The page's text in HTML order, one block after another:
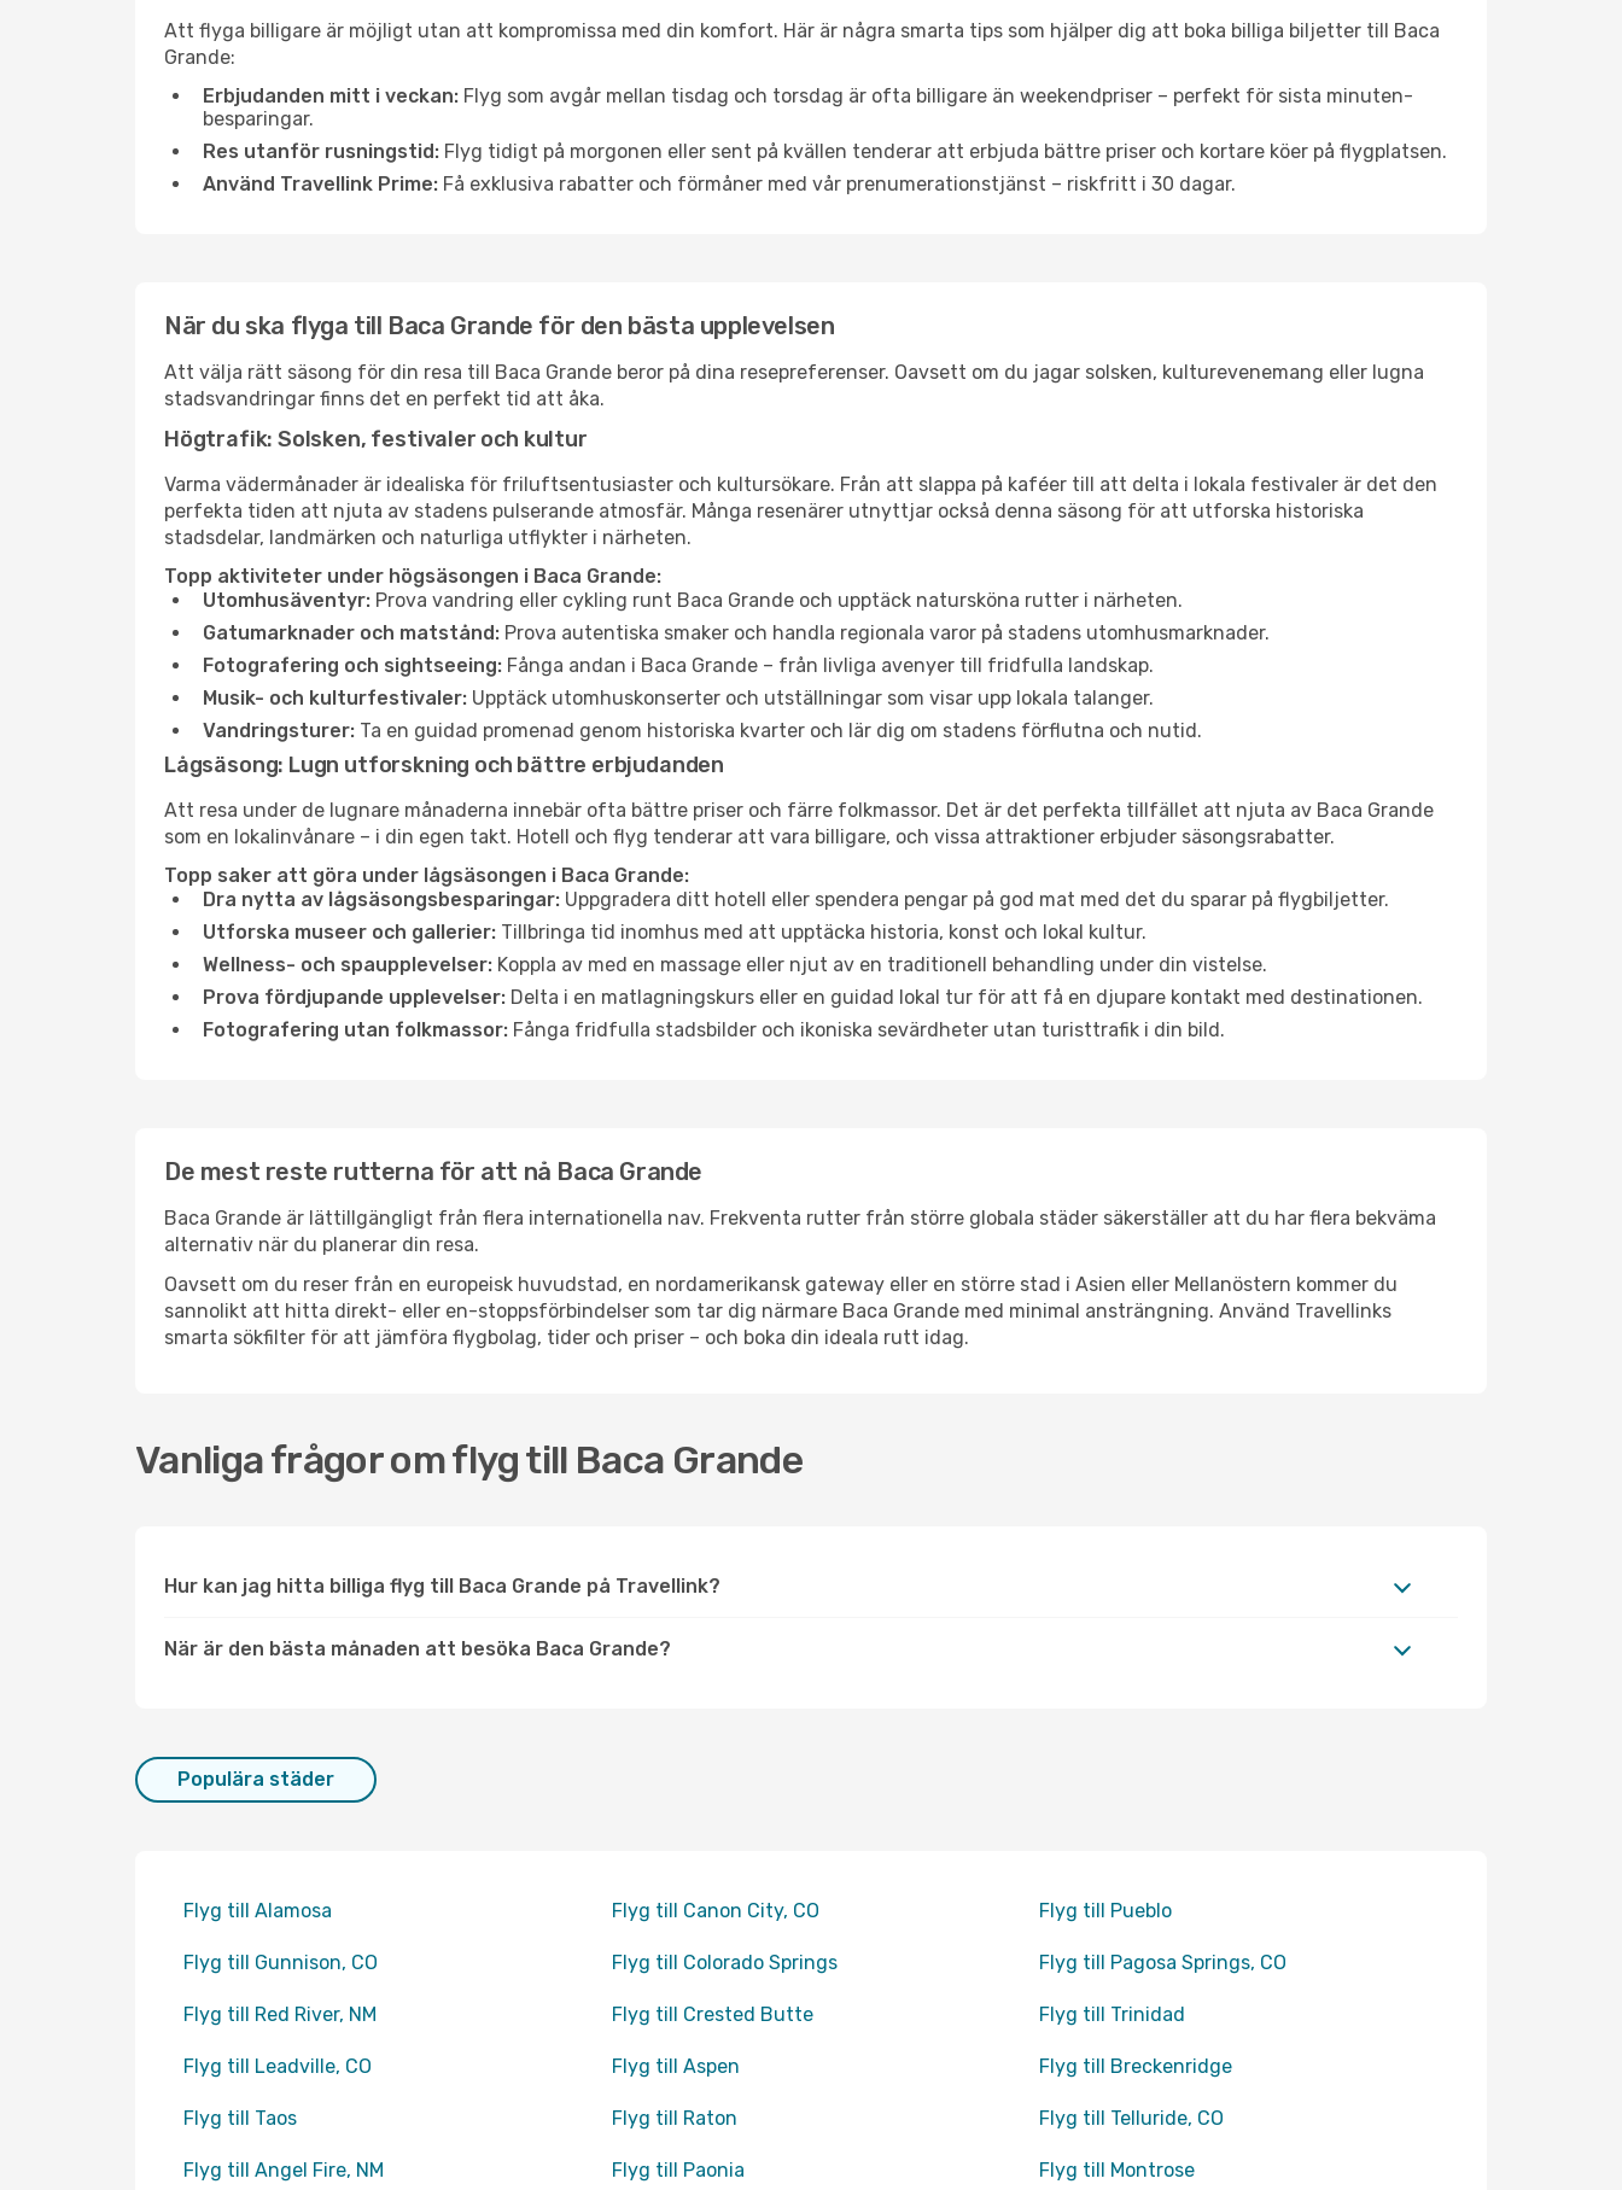
Att flyga billigare är möjligt utan att kompromissa med din komfort. Här är några smarta tips som hjälper dig att boka billiga biljetter till Baca
Grande:
Erbjudanden mitt i veckan: Flyg som avgår mellan tisdag och torsdag är ofta billigare än weekendpriser – perfekt för sista minuten-
besparingar.
Res utanför rusningstid: Flyg tidigt på morgonen eller sent på kvällen tenderar att erbjuda bättre priser och kortare köer på flygplatsen.
Använd Travellink Prime: Få exklusiva rabatter och förmåner med vår prenumerationstjänst – riskfritt i 30 dagar.
När du ska flyga till Baca Grande för den bästa upplevelsen
Att välja rätt säsong för din resa till Baca Grande beror på dina resepreferenser. Oavsett om du jagar solsken, kulturevenemang eller lugna
stadsvandringar finns det en perfekt tid att åka.
Högtrafik: Solsken, festivaler och kultur
Varma vädermånader är idealiska för friluftsentusiaster och kultursökare. Från att slappa på kaféer till att delta i lokala festivaler är det den
perfekta tiden att njuta av stadens pulserande atmosfär. Många resenärer utnyttjar också denna säsong för att utforska historiska
stadsdelar, landmärken och naturliga utflykter i närheten.
Topp aktiviteter under högsäsongen i Baca Grande:
Utomhusäventyr: Prova vandring eller cykling runt Baca Grande och upptäck natursköna rutter i närheten.
Gatumarknader och matstånd: Prova autentiska smaker och handla regionala varor på stadens utomhusmarknader.
Fotografering och sightseeing: Fånga andan i Baca Grande – från livliga avenyer till fridfulla landskap.
Musik- och kulturfestivaler: Upptäck utomhuskonserter och utställningar som visar upp lokala talanger.
Vandringsturer: Ta en guidad promenad genom historiska kvarter och lär dig om stadens förflutna och nutid.
Lågsäsong: Lugn utforskning och bättre erbjudanden
Att resa under de lugnare månaderna innebär ofta bättre priser och färre folkmassor. Det är det perfekta tillfället att njuta av Baca Grande
som en lokalinvånare – i din egen takt. Hotell och flyg tenderar att vara billigare, och vissa attraktioner erbjuder säsongsrabatter.
Topp saker att göra under lågsäsongen i Baca Grande:
Dra nytta av lågsäsongsbesparingar: Uppgradera ditt hotell eller spendera pengar på god mat med det du sparar på flygbiljetter.
Utforska museer och gallerier: Tillbringa tid inomhus med att upptäcka historia, konst och lokal kultur.
Wellness- och spaupplevelser: Koppla av med en massage eller njut av en traditionell behandling under din vistelse.
Prova fördjupande upplevelser: Delta i en matlagningskurs eller en guidad lokal tur för att få en djupare kontakt med destinationen.
Fotografering utan folkmassor: Fånga fridfulla stadsbilder och ikoniska sevärdheter utan turisttrafik i din bild.
De mest reste rutterna för att nå Baca Grande
Baca Grande är lättillgängligt från flera internationella nav. Frekventa rutter från större globala städer säkerställer att du har flera bekväma
alternativ när du planerar din resa.
Oavsett om du reser från en europeisk huvudstad, en nordamerikansk gateway eller en större stad i Asien eller Mellanöstern kommer du
sannolikt att hitta direkt- eller en-stoppsförbindelser som tar dig närmare Baca Grande med minimal ansträngning. Använd Travellinks
smarta sökfilter för att jämföra flygbolag, tider och priser – och boka din ideala rutt idag.
Vanliga frågor om flyg till Baca Grande
Hur kan jag hitta billiga flyg till Baca Grande på Travellink?
När är den bästa månaden att besöka Baca Grande?
Populära städer
Flyg till Alamosa Flyg till Canon City, CO Flyg till Pueblo
Flyg till Gunnison, CO Flyg till Colorado Springs Flyg till Pagosa Springs, CO
Flyg till Red River, NM Flyg till Crested Butte Flyg till Trinidad
Flyg till Leadville, CO Flyg till Aspen Flyg till Breckenridge
Flyg till Taos Flyg till Raton Flyg till Telluride, CO
Flyg till Angel Fire, NM Flyg till Paonia Flyg till Montrose